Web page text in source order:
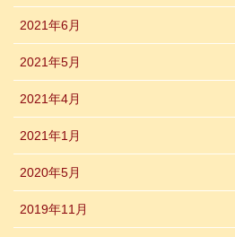
2021年6月
2021年5月
2021年4月
2021年1月
2020年5月
2019年11月